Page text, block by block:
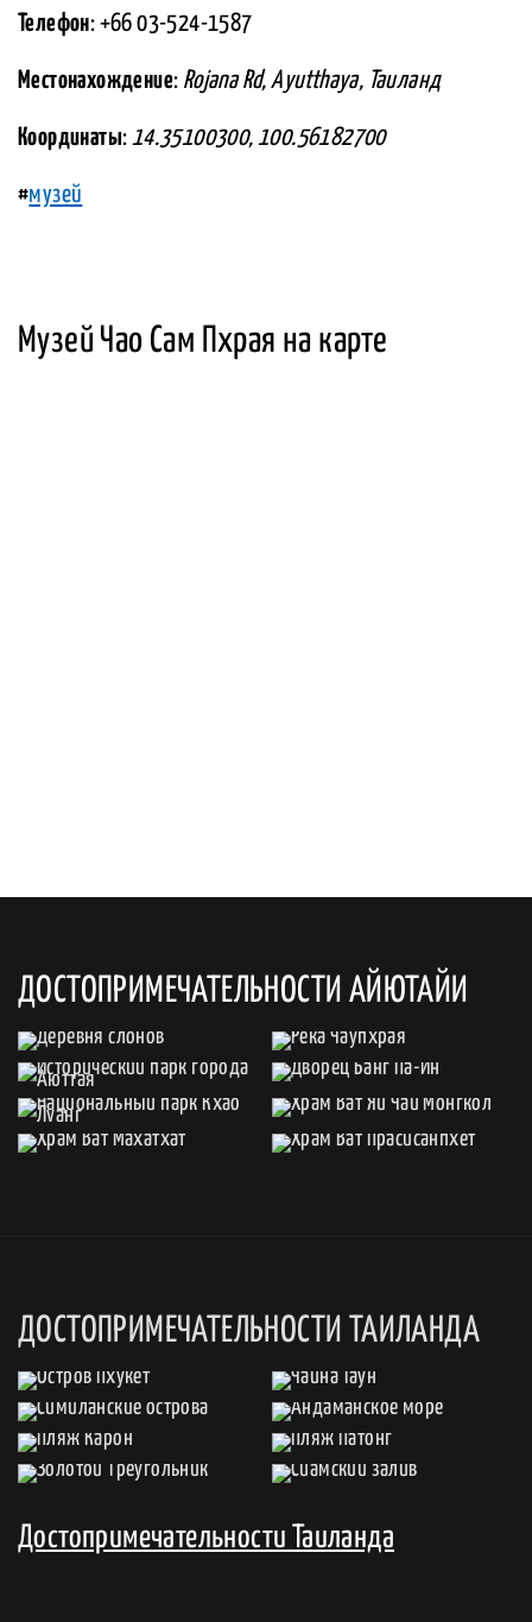
Телефон: +66 03-524-1587
Местонахождение: Rojana Rd, Ayutthaya, Таиланд
Координаты: 14.35100300, 100.56182700
#музей
Музей Чао Сам Пхрая на карте
ДОСТОПРИМЕЧАТЕЛЬНОСТИ АЙЮТАЙИ
ДОСТОПРИМЕЧАТЕЛЬНОСТИ ТАИЛАНДА
Достопримечательности Таиланда